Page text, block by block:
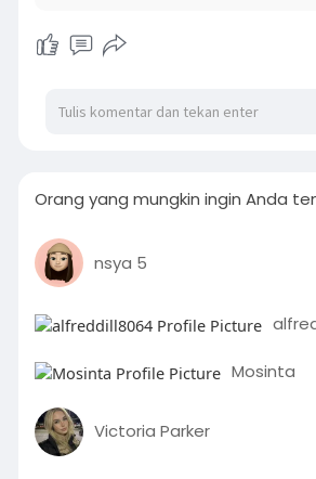
Orang yang mungkin ingin Anda
nsya 5
Mosinta
Victoria Parker